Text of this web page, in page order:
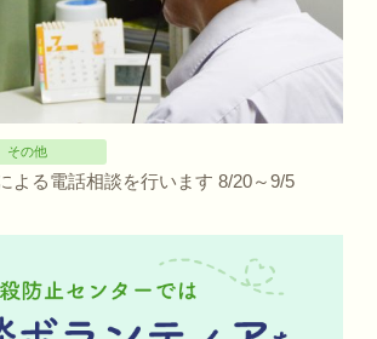
その他
よる電話相談を行います 8/20～9/5